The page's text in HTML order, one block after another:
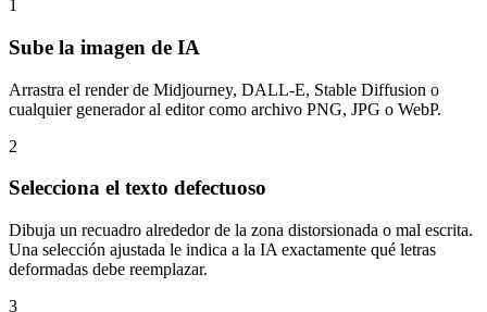
1
Sube la imagen de IA
Arrastra el render de Midjourney, DALL-E, Stable Diffusion o
cualquier generador al editor como archivo PNG, JPG o WebP.
2
Selecciona el texto defectuoso
Dibuja un recuadro alrededor de la zona distorsionada o mal escrita.
Una selección ajustada le indica a la IA exactamente qué letras
deformadas debe reemplazar.
3